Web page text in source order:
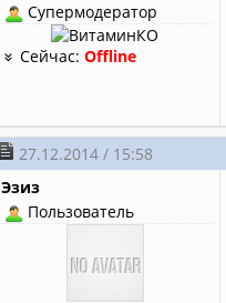
Супермодератор
Сейчас:Offline
27.12.2014 / 15:58
Эзиз
Пользователь